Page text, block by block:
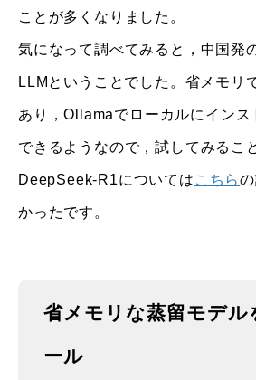
ことが多くなりました。
気になって調べてみると，中国発
LLMということでした。省メモリ
あり，Ollamaでローカルにインス
できるようなので，試してみるこ
DeepSeek-R1については こちら
かったです。
省メモリな蒸留モデル
ール